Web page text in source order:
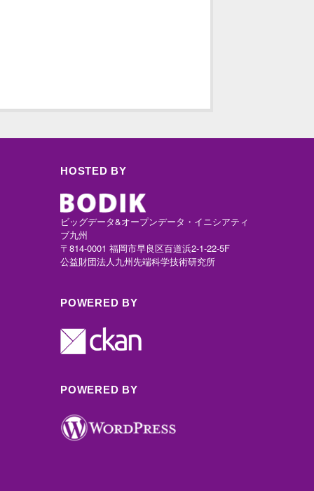
HOSTED BY
ビッグデータ&オープンデータ・イニシアティ
ブ九州
〒814-0001 福岡市早良区百道浜2-1-22-5F
公益財団法人九州先端科学技術研究所
POWERED BY
POWERED BY